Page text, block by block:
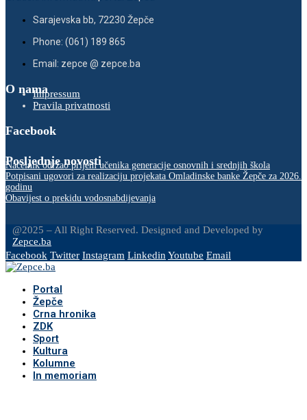
Sarajevska bb, 72230 Žepče
Phone: (061) 189 865
Email: zepce @ zepce.ba
O namaImpressum
Pravila privatnosti
Facebook
Posljednje novosti
Načelnik održao prijem učenika generacije osnovnih i srednjih škola
Potpisani ugovori za realizaciju projekata Omladinske banke Žepče za 2026.
godinu
Obavijest o prekidu vodosnabdijevanja
@2025 – All Right Reserved. Designed and Developed by
Zepce.ba
Facebook Twitter Instagram Linkedin Youtube Email
Portal
Žepče
Crna hronika
ZDK
Sport
Kultura
Kolumne
In memoriam